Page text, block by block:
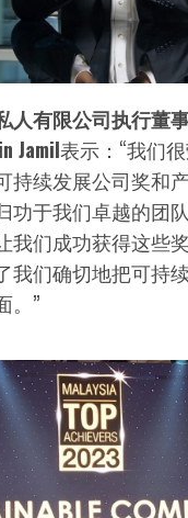
人有限公司执行董
Jamil表示：“我们
持续发展公司奖和
功于我们卓越的团
我们成功获得这些
我们确切地把可持
。”